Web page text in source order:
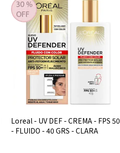
Loreal - UV DEF - CREMA - FPS 50
- FLUIDO - 40 GRS - CLARA